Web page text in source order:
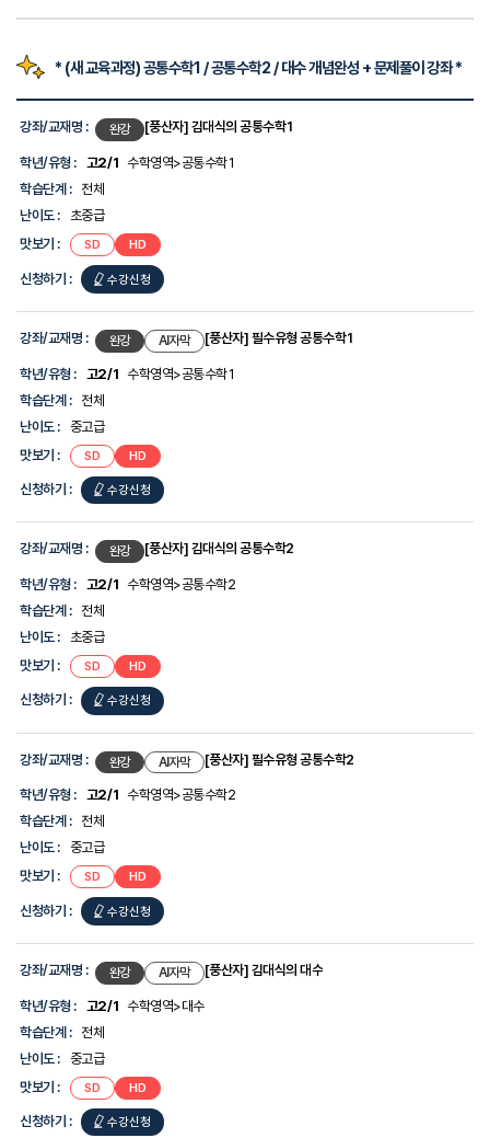
신
하
기
에
한
보
를
공
합
니
다.
* (새 교육과정) 공통수학1 / 공통수학2 / 대수 개념완성 + 문제풀이 강좌 *
좌
록
강
좌/
재
학
형,
습
계,
난
도,
보
청
기
대
한
보
제
합
니
강좌/교재명 : 완강 [풍산자] 김대식의 공통수학1
학년/유형 : 고2/1 수학영역>공통수학1
학습단계 :
전체
난이도 :
초중급
맛보기 :
SD HD
신청하기 : 수강신청
강좌/교재명 : 완강 AI자막 [풍산자] 필수유형 공통수학1
학년/유형 : 고2/1 수학영역>공통수학1
학습단계 :
전체
난이도 :
중고급
맛보기 :
SD HD
신청하기 : 수강신청
강좌/교재명 : 완강 [풍산자] 김대식의 공통수학2
학년/유형 : 고2/1 수학영역>공통수학2
학습단계 :
전체
난이도 :
초중급
맛보기 :
SD HD
신청하기 : 수강신청
강좌/교재명 : 완강 AI자막 [풍산자] 필수유형 공통수학2
학년/유형 : 고2/1 수학영역>공통수학2
학습단계 :
전체
난이도 :
중고급
맛보기 :
SD HD
신청하기 : 수강신청
강좌/교재명 : 완강 AI자막 [풍산자] 김대식의 대수
학년/유형 : 고2/1 수학영역>대수
학습단계 :
전체
난이도 :
중고급
맛보기 :
SD HD
신청하기 : 수강신청